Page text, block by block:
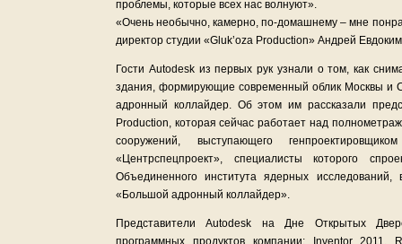
проблемы, которые всех нас волнуют».
«Очень необычно, камерно, по-домашнему – мне
директор студии «Gluk’oza Production» Андрей
Гости Autodesk из первых рук узнали о том, как
здания, формирующие современный облик Москвы и
адронный коллайдер. Об этом им рассказали
Production, которая сейчас работает над
сооружений, выступающего
«Центрспецпроект», специалисты которого
Объединенного института ядерных
«Большой адронный коллайдер».
Представители Autodesk на Дне Открытых
программных продуктов компании: Inventor